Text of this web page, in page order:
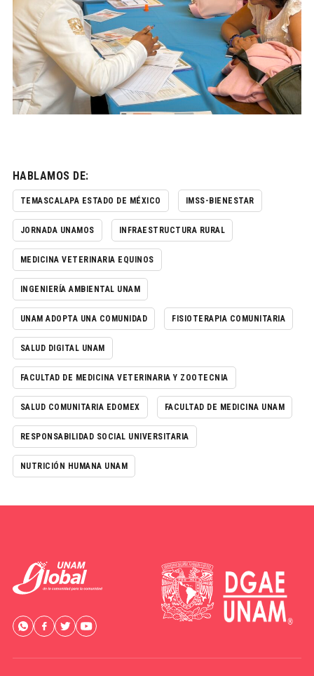
HABLAMOS DE:
TEMASCALAPA ESTADO DE MÉXICO IMSS-BIENESTAR
JORNADA UNAMOS INFRAESTRUCTURA RURAL
MEDICINA VETERINARIA EQUINOS
INGENIERÍA AMBIENTAL UNAM
UNAM ADOPTA UNA COMUNIDAD FISIOTERAPIA COMUNITARIA
SALUD DIGITAL UNAM
FACULTAD DE MEDICINA VETERINARIA Y ZOOTECNIA
SALUD COMUNITARIA EDOMEX FACULTAD DE MEDICINA UNAM
RESPONSABILIDAD SOCIAL UNIVERSITARIA
NUTRICIÓN HUMANA UNAM